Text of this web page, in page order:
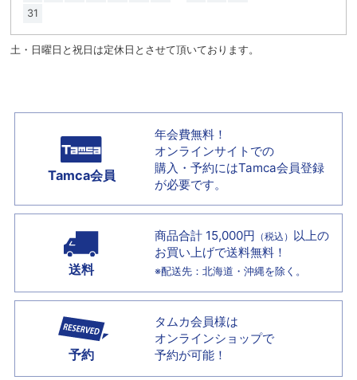
31
土・日曜日と祝日は定休日とさせて頂いております。
Tamca会員
年会費無料！
オンラインサイトでの
購入・予約にはTamca会員登録
が必要です。
送料
商品合計 15,000円 （税込） 以上の
お買い上げで送料無料！
※配送先：北海道・沖縄を除く。
予約
タムカ会員様は
オンラインショップで
予約が可能！